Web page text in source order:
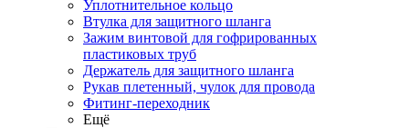
Уплотнительное кольцо
Втулка для защитного шланга
Зажим винтовой для гофрированных
пластиковых труб
Держатель для защитного шланга
Рукав плетенный, чулок для провода
Фитинг-переходник
Ещё